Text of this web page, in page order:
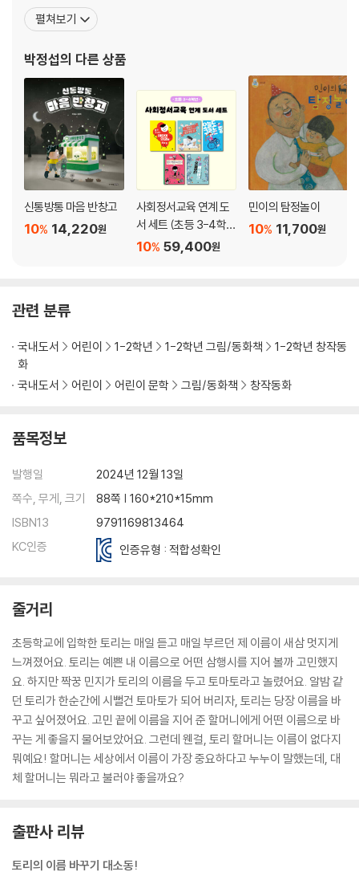
나누며 늙어 가고 싶답니다. 그림책 『검은 강아지』, 『그림책 쿠킹박
스』, 『도둑을 잡아라』, 『놀자』, 『감기 걸린 물고기』, 『짝꿍』을 지었고,
쓰고, 『담배 피우는 엄마』,
펼쳐보기
박정섭의 다른 상품
신통방통 마음 반창고
14,220원
10%
사회정서교육 연계 도
서 세트 (초등 3-4학
년)
59,400원
10%
민이의 탐정놀이
11,700원
10%
관련 분류
국내도서 어린이 1-2학년 1-2학년 그림/동화책
1-2학년 창작동
화
국내도서
어린이 어린이 문학 그림/동화책 창작동화
품목정보
발행일
2024년 12월 13일
쪽수, 무게, 크기
88쪽 | 160*210*15mm
ISBN13
9791169813464
KC인증
인증유형 : 적합성확인
줄거리
초등학교에 입학한 토리는 매일 듣고 매일 부르던 제 이름이 새삼 멋지게
느껴졌어요. 토리는 예쁜 내 이름으로 어떤 삼행시를 지어 볼까 고민했지
요. 하지만 짝꿍 민지가 토리의 이름을 두고 토마토라고 놀렸어요. 알밤 같
던 토리가 한순간에 시뻘건 토마토가 되어 버리자, 토리는 당장 이름을 바
꾸고 싶어졌어요. 고민 끝에 이름을 지어 준 할머니에게 어떤 이름으로 바
꾸는 게 좋을지 물어보았어요. 그런데 웬걸, 토리 할머니는 이름이 없다지
뭐예요! 할머니는 세상에서 이름이 가장 중요하다고 누누이 말했는데, 대
체 할머니는 뭐라고 불러야 좋을까요?
출판사 리뷰
토리의 이름 바꾸기 대소동!